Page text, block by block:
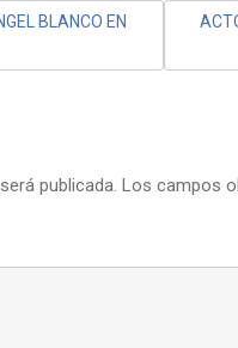
BLANCO EN
publicada. Los campos